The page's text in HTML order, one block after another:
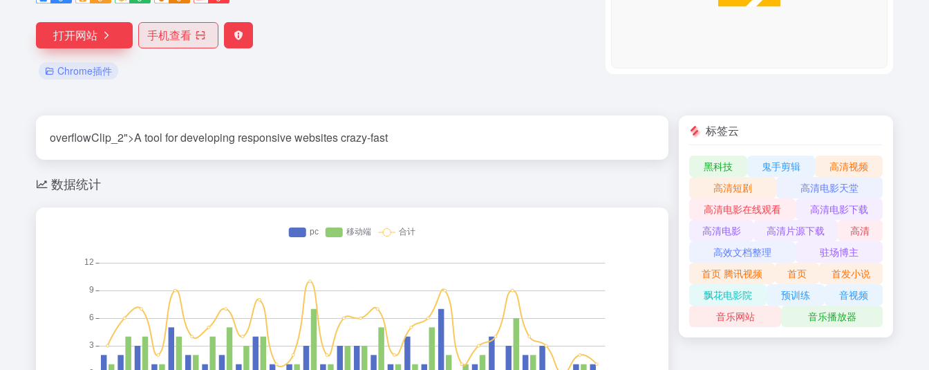
打开网站 手机查看
Chrome插件
overflowClip_2">A tool for developing responsive websites crazy-fast
数据统计
标签云
黑科技 鬼手剪辑
高清视频
高清短剧
高清电影天堂
高清电影在线观看
高清电影下载
高清电影
高清片源下载
高清
高效文档整理
驻场博主
首页 腾讯视频
首页
首发小说
飘花电影院
预训练
音视频
音乐网站
音乐播放器